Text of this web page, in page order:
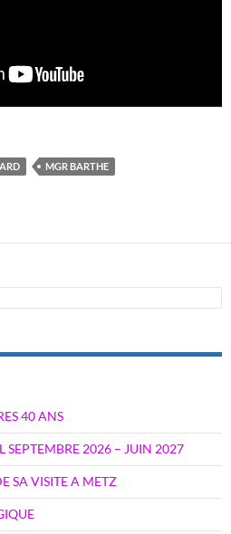
MGR BARTHE
40 ANS
SEPTEMBRE 2026 – JUIN 2027
SA VISITE A METZ